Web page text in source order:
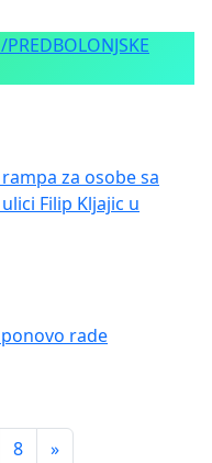
za osobe sa
Filip Kljajic u
rade
8 »